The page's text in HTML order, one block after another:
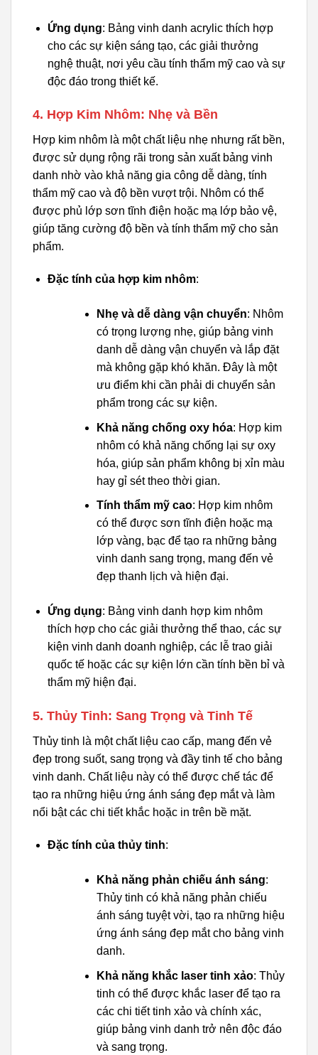
Ứng dụng: Bảng vinh danh acrylic thích hợp
cho các sự kiện sáng tạo, các giải thưởng
nghệ thuật, nơi yêu cầu tính thẩm mỹ cao và sự
độc đáo trong thiết kế.
4. Hợp Kim Nhôm: Nhẹ và Bền
Hợp kim nhôm là một chất liệu nhẹ nhưng rất bền,
được sử dụng rộng rãi trong sản xuất bảng vinh
danh nhờ vào khả năng gia công dễ dàng, tính
thẩm mỹ cao và độ bền vượt trội. Nhôm có thể
được phủ lớp sơn tĩnh điện hoặc mạ lớp bảo vệ,
giúp tăng cường độ bền và tính thẩm mỹ cho sản
phẩm.
Đặc tính của hợp kim nhôm:
Nhẹ và dễ dàng vận chuyển: Nhôm
có trọng lượng nhẹ, giúp bảng vinh
danh dễ dàng vận chuyển và lắp đặt
mà không gặp khó khăn. Đây là một
ưu điểm khi cần phải di chuyển sản
phẩm trong các sự kiện.
Khả năng chống oxy hóa: Hợp kim
nhôm có khả năng chống lại sự oxy
hóa, giúp sản phẩm không bị xỉn màu
hay gỉ sét theo thời gian.
Tính thẩm mỹ cao: Hợp kim nhôm
có thể được sơn tĩnh điện hoặc mạ
lớp vàng, bạc để tạo ra những bảng
vinh danh sang trọng, mang đến vẻ
đẹp thanh lịch và hiện đại.
Ứng dụng: Bảng vinh danh hợp kim nhôm
thích hợp cho các giải thưởng thể thao, các sự
kiện vinh danh doanh nghiệp, các lễ trao giải
quốc tế hoặc các sự kiện lớn cần tính bền bỉ và
thẩm mỹ hiện đại.
5. Thủy Tinh: Sang Trọng và Tinh Tế
Thủy tinh là một chất liệu cao cấp, mang đến vẻ
đẹp trong suốt, sang trọng và đầy tinh tế cho bảng
vinh danh. Chất liệu này có thể được chế tác để
tạo ra những hiệu ứng ánh sáng đẹp mắt và làm
nổi bật các chi tiết khắc hoặc in trên bề mặt.
Đặc tính của thủy tinh:
Khả năng phản chiếu ánh sáng:
Thủy tinh có khả năng phản chiếu
ánh sáng tuyệt vời, tạo ra những hiệu
ứng ánh sáng đẹp mắt cho bảng vinh
danh.
Khả năng khắc laser tinh xảo: Thủy
tinh có thể được khắc laser để tạo ra
các chi tiết tinh xảo và chính xác,
giúp bảng vinh danh trở nên độc đáo
và sang trọng.